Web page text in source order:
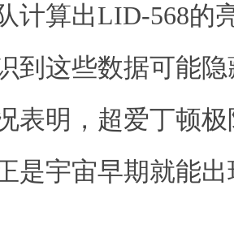
计算出LID-568的
到这些数据可能
表明，超爱丁顿
是宇宙早期就能